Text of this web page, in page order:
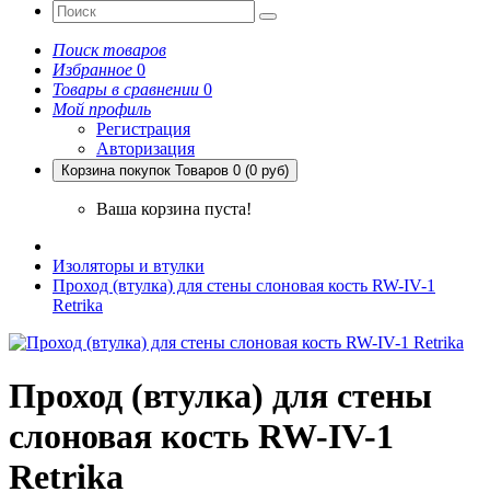
Поиск товаров
Избранное 0
Товары в сравнении 0
Мой профиль
Регистрация
Авторизация
Корзина покупок Товаров 0 (0 руб)
Ваша корзина пуста!
Изоляторы и втулки
Проход (втулка) для стены слоновая кость RW-IV-1
Retrika
Проход (втулка) для стены
слоновая кость RW-IV-1
Retrika